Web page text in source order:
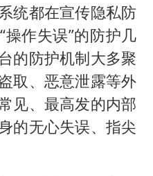
统都在宣传隐私防
作失误”的防护几
的防护机制大多聚
取、恶意泄露等外
见、最高发的内部
的无心失误、指尖